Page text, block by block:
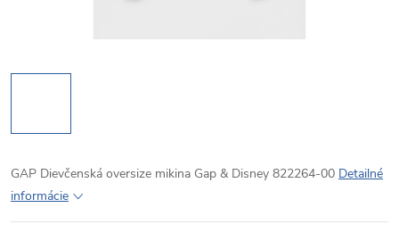
GAP Dievčenská oversize mikina Gap & Disney 822264-00 Detailné
informácie